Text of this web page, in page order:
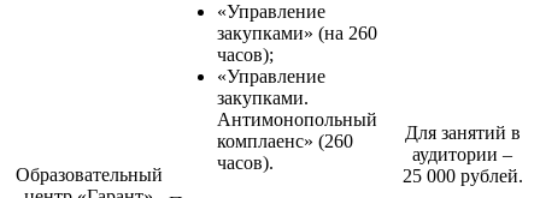
Образовательный
«Управление
закупками» (на 260
часов);
«Управление
закупками.
Антимонопольный
комплаенс» (260
часов).
Для занятий в
аудитории –
25 000 рублей.